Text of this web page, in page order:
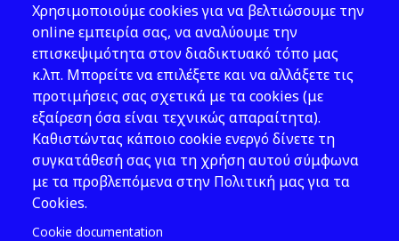
Νομοθεσία
Εκδόσεις
Νέα - Εκδηλώσεις
Ακολουθήστε μας
Χρησιμοποιούμε cookies για να βελτιώσουμε την
online εμπειρία σας, να αναλύουμε την
επισκεψιμότητα στον διαδικτυακό τόπο μας
κ.λπ. Μπορείτε να επιλέξετε και να αλλάξετε τις
προτιμήσεις σας σχετικά με τα cookies (με
εξαίρεση όσα είναι τεχνικώς απαραίτητα).
Καθιστώντας κάποιο cookie ενεργό δίνετε τη
συγκατάθεσή σας για τη χρήση αυτού σύμφωνα
με τα προβλεπόμενα στην Πολιτική μας για τα
Cookies.
Cookie documentation